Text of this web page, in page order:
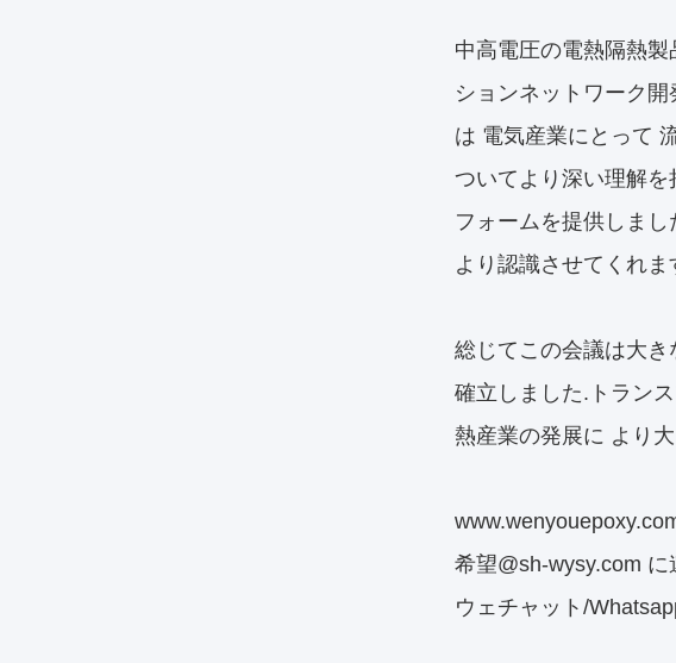
中高電圧の電熱隔熱
ションネットワーク
は 電気産業にとって
ついてより深い理解
フォームを提供しま
より認識させてくれ
総じてこの会議は大
確立しました.トラン
熱産業の発展に より
希望@sh-wysy.com
ウェチャット/